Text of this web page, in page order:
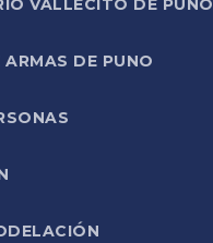
VALLECITO DE PUNO
DE PUNO